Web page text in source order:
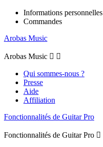
Informations personnelles
Commandes
Arobas Music
Arobas Music  
Qui sommes-nous ?
Presse
Aide
Affiliation
Fonctionnalités de Guitar Pro
Fonctionnalités de Guitar Pro 